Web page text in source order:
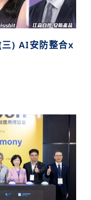
) AI安防整合x